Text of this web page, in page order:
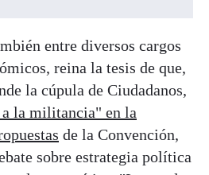
entre diversos cargos
reina la tesis de que,
la cúpula de Ciudadanos,
a la militancia" en la
de la Convención,
sobre estrategia política